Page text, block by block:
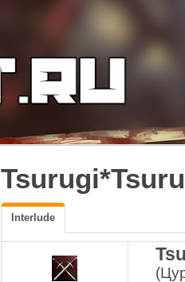
Interlude